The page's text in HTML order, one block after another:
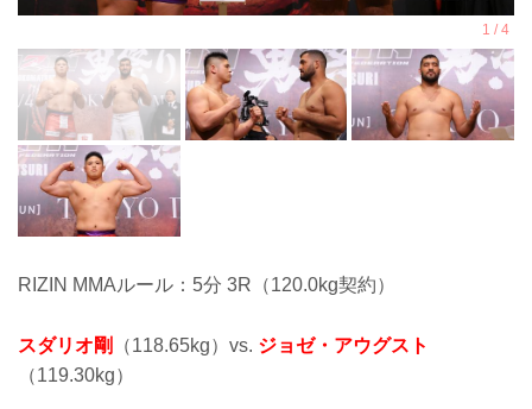
RIZIN MMAルール：5分 3R（120.0kg契約）
スダリオ剛 （118.65kg）vs. ジョゼ・アウグスト
（119.30kg）